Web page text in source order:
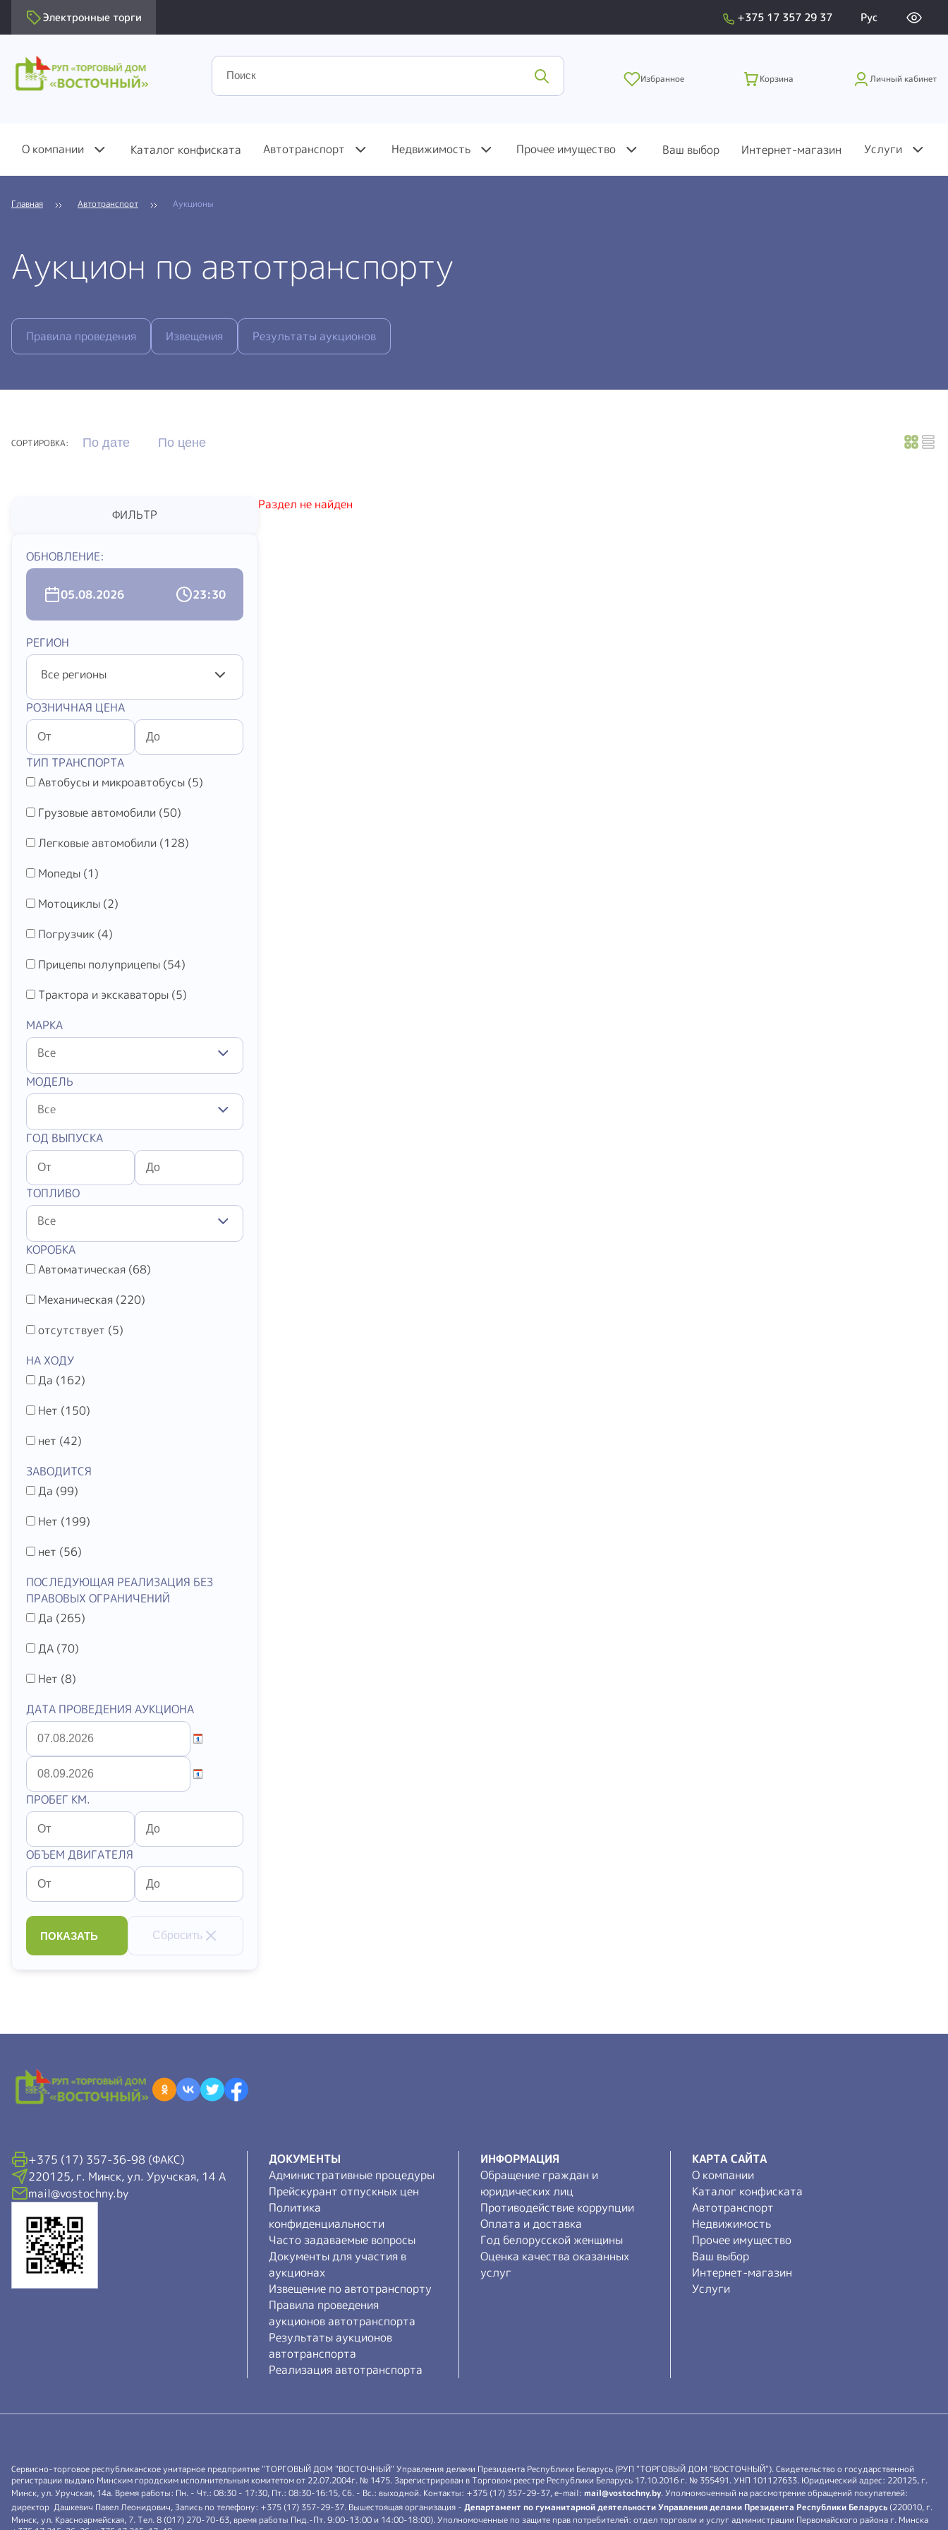
Электронные торги +375 17 357 29 37 Рус
Избранное Корзина Личный кабинет
О компании Каталог конфиската Автотранспорт Недвижимость Прочее имущество Ваш выбор Интернет-магазин Услуги
Главная Автотранспорт Аукционы
Аукцион по автотранспорту
Правила проведения Извещения Результаты аукционов
СОРТИРОВКА: По дате По цене
ФИЛЬТР
ОБНОВЛЕНИЕ:
05.08.2026 23:30
РЕГИОН
Все регионы
РОЗНИЧНАЯ ЦЕНА
ТИП ТРАНСПОРТА
Автобусы и микроавтобусы (5)
Грузовые автомобили (50)
Легковые автомобили (128)
Мопеды (1)
Мотоциклы (2)
Погрузчик (4)
Прицепы полуприцепы (54)
Трактора и экскаваторы (5)
МАРКА
Все
МОДЕЛЬ
Все
ГОД ВЫПУСКА
ТОПЛИВО
Все
КОРОБКА
Автоматическая (68)
Механическая (220)
отсутствует (5)
НА ХОДУ
Да (162)
Нет (150)
нет (42)
ЗАВОДИТСЯ
Да (99)
Нет (199)
нет (56)
ПОСЛЕДУЮЩАЯ РЕАЛИЗАЦИЯ БЕЗ
ПРАВОВЫХ ОГРАНИЧЕНИЙ
Да (265)
ДА (70)
Нет (8)
ДАТА ПРОВЕДЕНИЯ АУКЦИОНА
ПРОБЕГ КМ.
ОБЪЕМ ДВИГАТЕЛЯ
ПОКАЗАТЬ Сбросить
Раздел не найден
+375 (17) 357-36-98 (ФАКС)
220125, г. Минск, ул. Уручская, 14 А
mail@vostochny.by
ДОКУМЕНТЫ
Административные процедуры
Прейскурант отпускных цен
Политика
конфиденциальности
Часто задаваемые вопросы
Документы для участия в
аукционах
Извещение по автотранспорту
Правила проведения
аукционов автотранспорта
Результаты аукционов
автотранспорта
Реализация автотранспорта
ИНФОРМАЦИЯ
Обращение граждан и
юридических лиц
Противодействие коррупции
Оплата и доставка
Год белорусской женщины
Оценка качества оказанных
услуг
КАРТА САЙТА
О компании
Каталог конфиската
Автотранспорт
Недвижимость
Прочее имущество
Ваш выбор
Интернет-магазин
Услуги
Сервисно-торговое республиканское унитарное предприятие "ТОРГОВЫЙ ДОМ "ВОСТОЧНЫЙ" Управления делами Президента Республики Беларусь (РУП "ТОРГОВЫЙ ДОМ "ВОСТОЧНЫЙ"). Свидетельство о государственной
регистрации выдано Минским городским исполнительным комитетом от 22.07.2004г. № 1475. Зарегистрирован в Торговом реестре Республики Беларусь 17.10.2016 г. № 355491. УНП 101127633. Юридический адрес: 220125, г.
Минск, ул. Уручская, 14а. Время работы: Пн. - Чт.: 08:30 - 17:30, Пт.: 08:30-16:15, Сб. - Вс.: выходной. Контакты: +375 (17) 357-29-37, e-mail: mail@vostochny.by. Уполномоченный на рассмотрение обращений покупателей:
директор Дашкевич Павел Леонидович, Запись по телефону: +375 (17) 357-29-37. Вышестоящая организация - Департамент по гуманитарной деятельности Управления делами Президента Республики Беларусь (220010, г.
Минск, ул. Красноармейская, 7. Тел. 8 (017) 270-70-63, время работы Пнд.-Пт. 9:00-13:00 и 14:00-18:00). Уполномоченные по защите прав потребителей: отдел торговли и услуг администрации Первомайского района г. Минска